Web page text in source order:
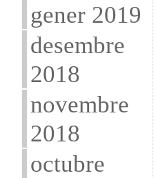
gener 2019
desembre
2018
novembre
2018
octubre